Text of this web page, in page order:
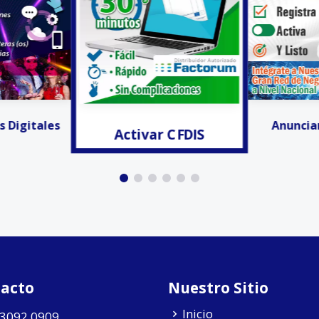
Anunciar Gratis!!!
Nuestro Sitio
Inicio